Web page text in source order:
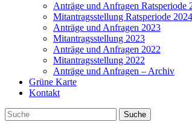
Anträge und Anfragen Ratsperiode
Mitantragsstellung Ratsperiode
Anträge und Anfragen 2023
Mitantragsstellung 2023
Anträge und Anfragen 2022
Mitantragsstellung 2022
Anträge und Anfragen – Archiv
Grüne Karte
Kontakt